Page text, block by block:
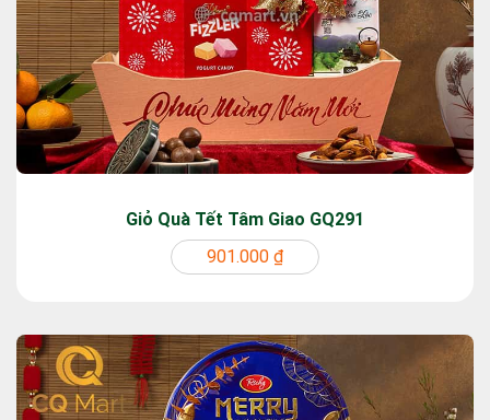
Giỏ Quà Tết Tâm Giao GQ291
901.000 ₫